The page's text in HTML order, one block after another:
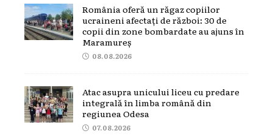
România oferă un răgaz copiilor
ucraineni afectați de război: 30 de
copii din zone bombardate au ajuns în
Maramureș
08.08.2026
Atac asupra unicului liceu cu predare
integrală în limba română din
regiunea Odesa
07.08.2026